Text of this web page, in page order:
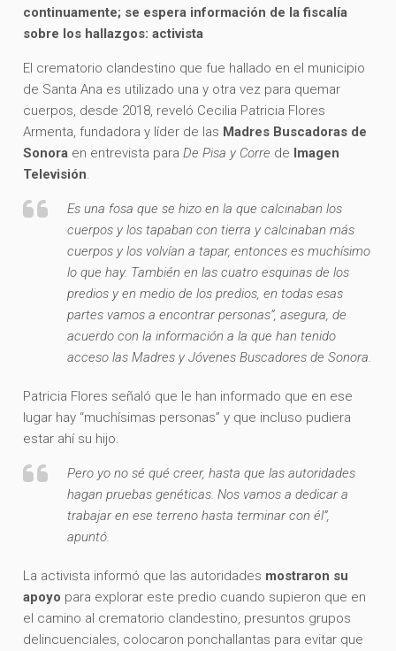
continuamente; se espera información de la fiscalía
sobre los hallazgos: activista
El crematorio clandestino que fue hallado en el municipio
de Santa Ana es utilizado una y otra vez para quemar
cuerpos, desde 2018, reveló Cecilia Patricia Flores
Armenta, fundadora y líder de las Madres Buscadoras de
Sonora en entrevista paraDe Pisa y Corre de Imagen
Televisión.
Es una fosa que se hizo en la que calcinaban los
cuerpos y los tapaban con tierra y calcinaban más
cuerpos y los volvían a tapar, entonces es muchísimo
lo que hay. También en las cuatro esquinas de los
predios y en medio de los predios, en todas esas
partes vamos a encontrar personas”, asegura, de
acuerdo con la información a la que han tenido
acceso las Madres y Jóvenes Buscadores de Sonora.
Patricia Flores señaló que le han informado que en ese
lugar hay “muchísimas personas” y que incluso pudiera
estar ahí su hijo.
Pero yo no sé qué creer, hasta que las autoridades
hagan pruebas genéticas. Nos vamos a dedicar a
trabajar en ese terreno hasta terminar con él”,
apuntó.
La activista informó que las autoridades mostraron su
apoyo para explorar este predio cuando supieron que en
el camino al crematorio clandestino, presuntos grupos
delincuenciales, colocaron ponchallantas para evitar que